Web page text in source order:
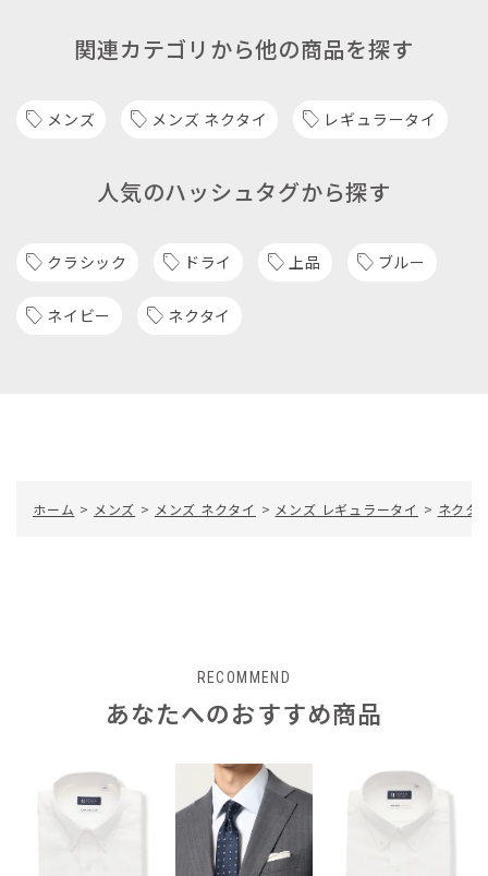
関連カテゴリから他の商品を探す
メンズ メンズ ネクタイ レギュラータイ
人気のハッシュタグから探す
クラシック ドライ 上品 ブルー
ネイビー ネクタイ
ホーム > メンズ > メンズ ネクタイ > メンズ レギュラータイ > ネクタ
RECOMMEND
あなたへのおすすめ商品